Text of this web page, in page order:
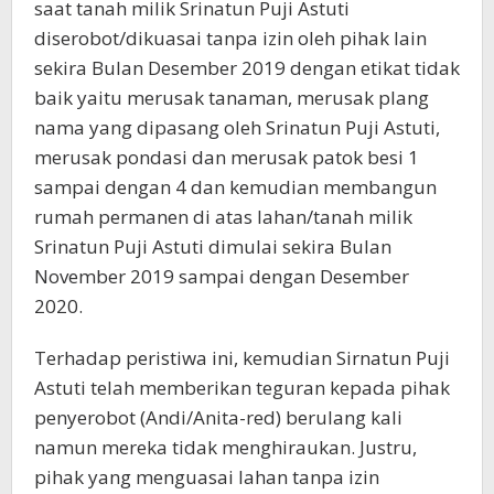
saat tanah milik Srinatun Puji Astuti
diserobot/dikuasai tanpa izin oleh pihak lain
sekira Bulan Desember 2019 dengan etikat tidak
baik yaitu merusak tanaman, merusak plang
nama yang dipasang oleh Srinatun Puji Astuti,
merusak pondasi dan merusak patok besi 1
sampai dengan 4 dan kemudian membangun
rumah permanen di atas lahan/tanah milik
Srinatun Puji Astuti dimulai sekira Bulan
November 2019 sampai dengan Desember
2020.
Terhadap peristiwa ini, kemudian Sirnatun Puji
Astuti telah memberikan teguran kepada pihak
penyerobot (Andi/Anita-red) berulang kali
namun mereka tidak menghiraukan. Justru,
pihak yang menguasai lahan tanpa izin